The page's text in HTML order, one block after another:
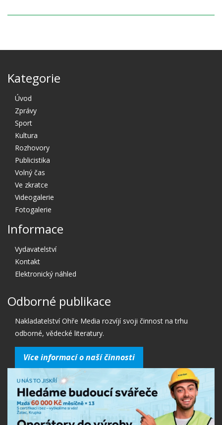
Kategorie
Úvod
Zprávy
Sport
Kultura
Rozhovory
Publicistika
Volný čas
Ve zkratce
Videogalerie
Fotogalerie
Informace
Vydavatelství
Kontakt
Elektronický náhled
Odborné publikace
Nakladatelství Ohře Media rozvíjí svoji činnost na trhu
odborné, vědecké literatury.
Více informací o naší činnosti